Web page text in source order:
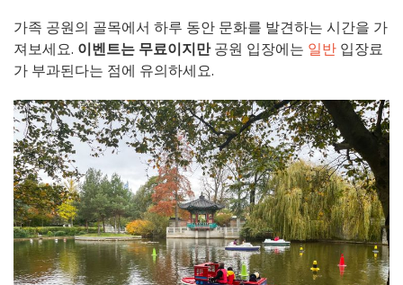
가족 공원의 골목에서 하루 동안 문화를 발견하는 시간을 가
져보세요. 이벤트는 무료이지만공원 입장에는 일반 입장료
가 부과된다는 점에 유의하세요.